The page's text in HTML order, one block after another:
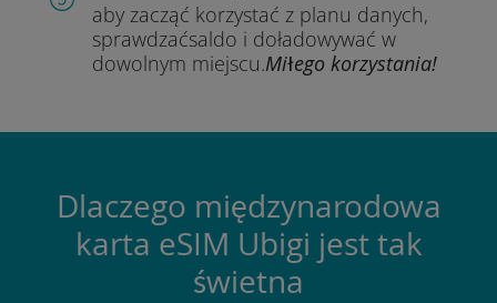
aby zacząć korzystać z planu danych,
sprawdzaćsaldo i doładowywać w
dowolnym miejscu.Miłego korzystania!
Dlaczego międzynarodowa
karta eSIM Ubigi jest tak
świetna